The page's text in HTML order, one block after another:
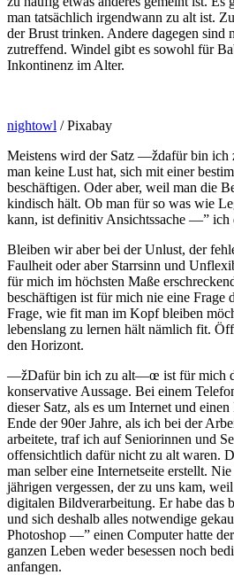
man tatsächlich irgendwann zu alt ist.
der Brust trinken. Andere dagegen sind
zutreffend. Windel gibt es sowohl für
Inkontinenz im Alter.
nightowl / Pixabay
Meistens wird der Satz —ždafür bin
man keine Lust hat, sich mit einer
beschäftigen. Oder aber, weil man die
kindisch hält. Ob man für so was wie
kann, ist definitiv Ansichtssache —” ich
Bleiben wir aber bei der Unlust, der
Faulheit oder aber Starrsinn und
für mich im höchsten Maße
beschäftigen ist für mich nie eine Frage
Frage, wie fit man im Kopf bleiben
lebenslang zu lernen hält nämlich fit.
den Horizont.
—žDafür bin ich zu alt—œ ist für mich
konservative Aussage. Bei einem
dieser Satz, als es um Internet und
Ende der 90er Jahre, als ich bei der
arbeitete, traf ich auf Seniorinnen und
offensichtlich dafür nicht zu alt waren.
man selber eine Internetseite erstellt.
jährigen vergessen, der zu uns kam,
digitalen Bildverarbeitung. Er habe das
und sich deshalb alles notwendige
Photoshop —” einen Computer hatte
ganzen Leben weder besessen noch
anfangen.